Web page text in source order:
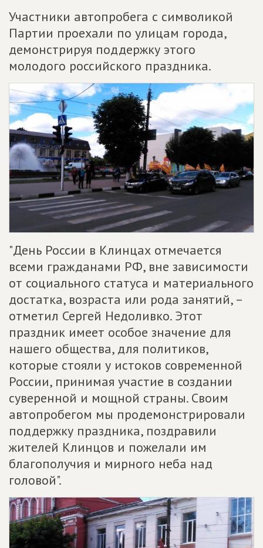
Участники автопробега с символикой
Партии проехали по улицам города,
демонстрируя поддержку этого
молодого российского праздника.
"День России в Клинцах отмечается
всеми гражданами РФ, вне зависимости
от социального статуса и материального
достатка, возраста или рода занятий, –
отметил Сергей Недоливко. Этот
праздник имеет особое значение для
нашего общества, для политиков,
которые стояли у истоков современной
России, принимая участие в создании
суверенной и мощной страны. Своим
автопробегом мы продемонстрировали
поддержку праздника, поздравили
жителей Клинцов и пожелали им
благополучия и мирного неба над
головой".